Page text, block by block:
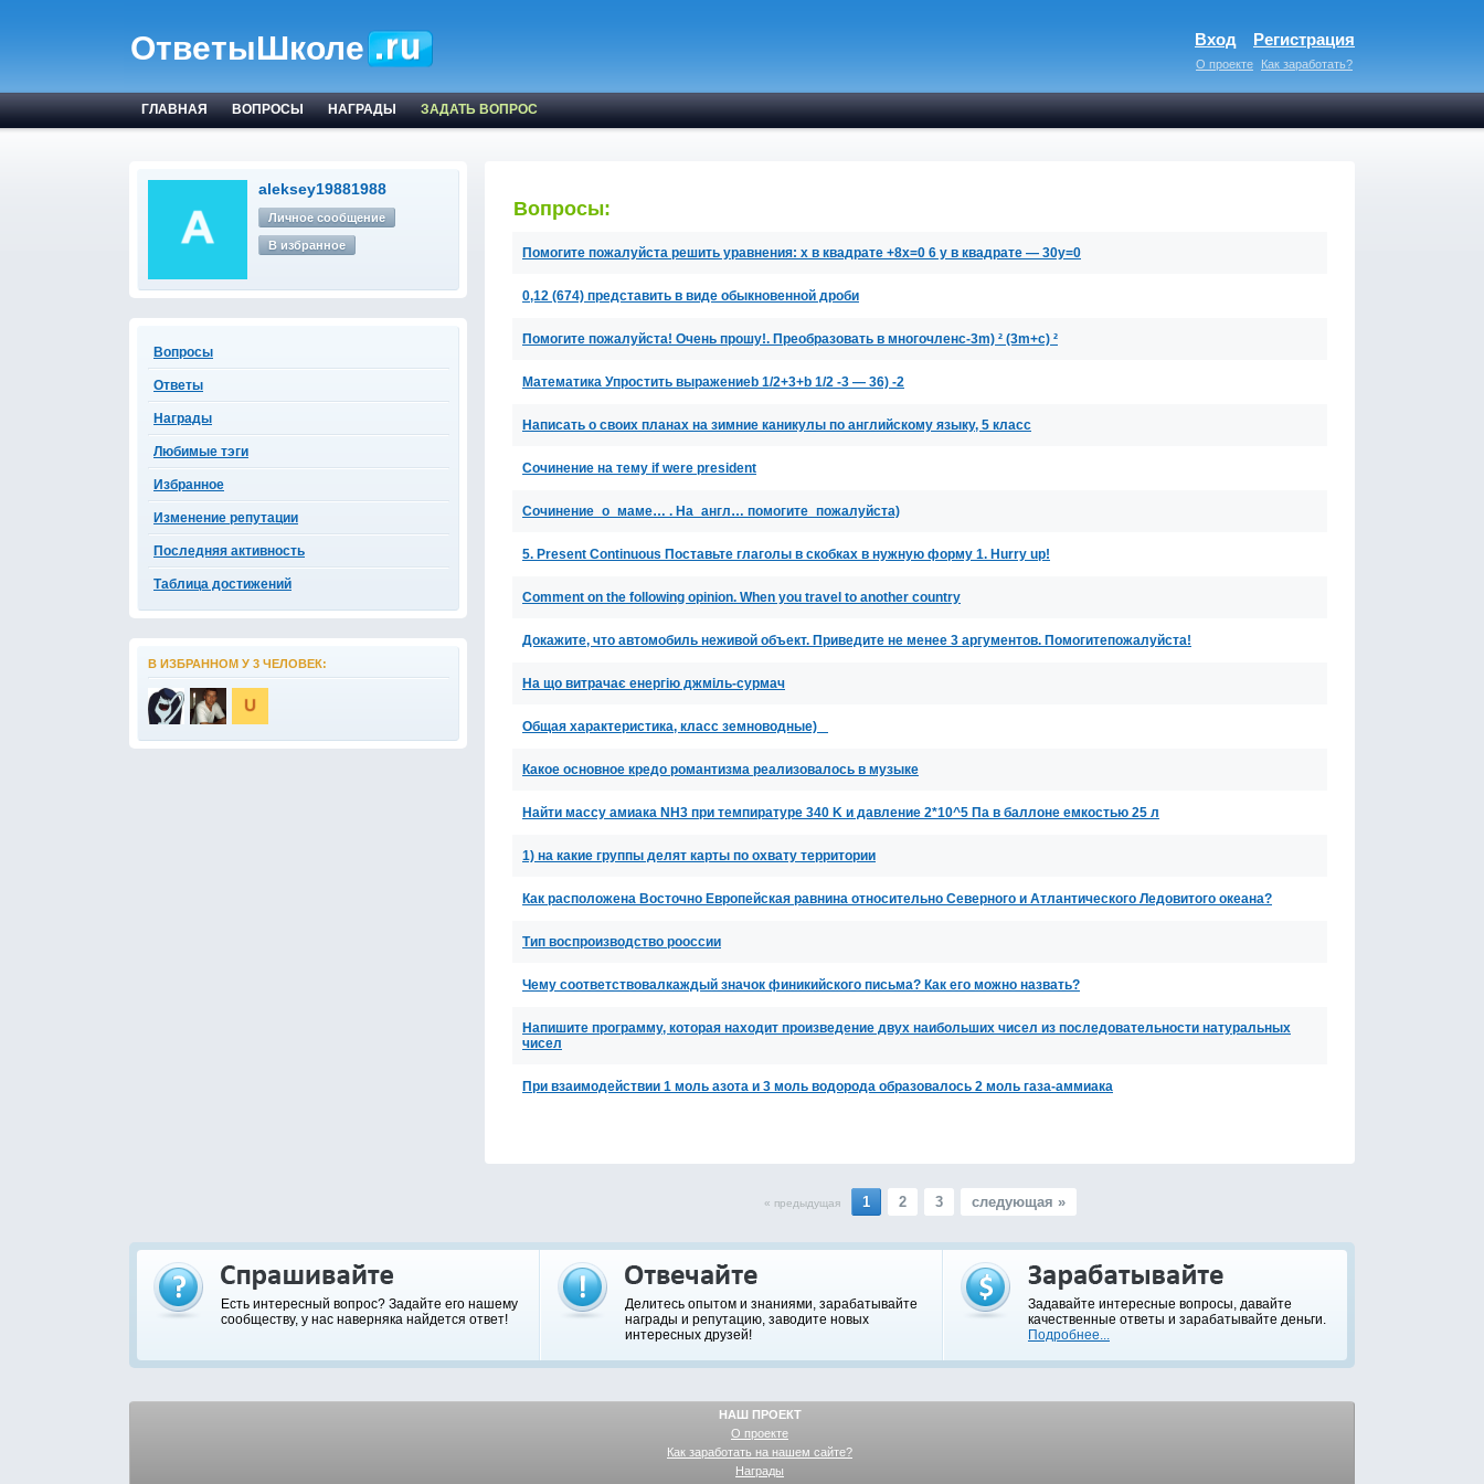
ОтветыШколе Вход Регистрация
О проекте Как заработать?
ГЛАВНАЯ ВОПРОСЫ НАГРАДЫ ЗАДАТЬ ВОПРОС
aleksey19881988
Личное сообщение
В избранное
Вопросы
Ответы
Награды
Любимые тэги
Избранное
Изменение репутации
Последняя активность
Таблица достижений
В ИЗБРАННОМ У 3 ЧЕЛОВЕК:
Вопросы:
Помогите пожалуйста решить уравнения: x в квадрате +8x=0 6 y в квадрате — 30y=0
0,12 (674) представить в виде обыкновенной дроби
Помогите пожалуйста! Очень прошу!. Преобразовать в многочленc-3m) ² (3m+c) ²
Математика Упростить выражениеb 1/2+3+b 1/2 -3 — 36) -2
Написать о своих планах на зимние каникулы по английскому языку, 5 класс
Сочинение на тему if were president
Сочинение_о_маме… . На_англ… помогите_пожалуйста)
5. Present Continuous Поставьте глаголы в скобках в нужную форму 1. Hurry up!
Comment on the following opinion. When you travel to another country
Докажите, что автомобиль неживой объект. Приведите не менее 3 аргументов. Помогитепожалуйста!
На що витрачає енергію джміль-сурмач
Общая характеристика, класс земноводные) _
Какое основное кредо романтизма реализовалось в музыке
Найти массу амиака NH3 при темпиратуре 340 K и давление 2*10^5 Па в баллоне емкостью 25 л
1) на какие группы делят карты по охвату территории
Как расположена Восточно Европейская равнина относительно Северного и Атлантического Ледовитого океана?
Тип воспроизводство рооссии
Чему соответствовалкаждый значок финикийского письма? Как его можно назвать?
Напишите программу, которая находит произведение двух наибольших чисел из последовательности натуральных
чисел
При взаимодействии 1 моль азота и 3 моль водорода образовалось 2 моль газа-аммиака
« предыдущая 1 2 3 следующая »
Есть интересный вопрос? Задайте его нашему
сообществу, у нас наверняка найдется ответ!
Делитесь опытом и знаниями, зарабатывайте
награды и репутацию, заводите новых
интересных друзей!
Задавайте интересные вопросы, давайте
качественные ответы и зарабатывайте деньги.
Подробнее...
НАШ ПРОЕКТ
О проекте
Как заработать на нашем сайте?
Награды